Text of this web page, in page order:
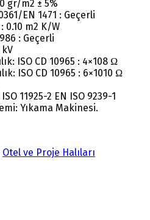
gr/m2 ± 5%
EN 1471 : Geçerli
0.10 m2 K/W
: Geçerli
kV
ISO CD 10965 : 4×108 Ω
ISO CD 10965 : 6×1010 Ω
11925-2 EN ISO 9239-1
Yıkama Makinesi.
Otel ve Proje Halıları